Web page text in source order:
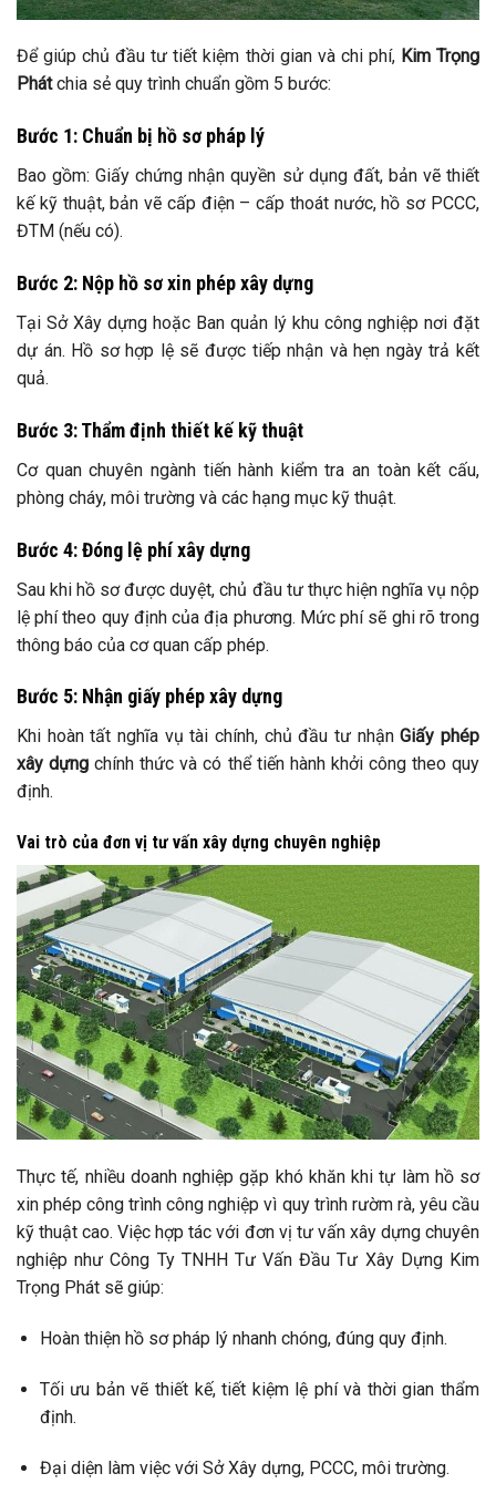
Để giúp chủ đầu tư tiết kiệm thời gian và chi phí, Kim Trọng
Phátchia sẻ quy trình chuẩn gồm 5 bước:
Bước 1: Chuẩn bị hồ sơ pháp lý
Bao gồm: Giấy chứng nhận quyền sử dụng đất, bản vẽ thiết
kế kỹ thuật, bản vẽ cấp điện – cấp thoát nước, hồ sơ PCCC,
ĐTM (nếu có).
Bước 2: Nộp hồ sơ xin phép xây dựng
Tại Sở Xây dựng hoặc Ban quản lý khu công nghiệp nơi đặt
dự án. Hồ sơ hợp lệ sẽ được tiếp nhận và hẹn ngày trả kết
quả.
Bước 3: Thẩm định thiết kế kỹ thuật
Cơ quan chuyên ngành tiến hành kiểm tra an toàn kết cấu,
phòng cháy, môi trường và các hạng mục kỹ thuật.
Bước 4: Đóng lệ phí xây dựng
Sau khi hồ sơ được duyệt, chủ đầu tư thực hiện nghĩa vụ nộp
lệ phí theo quy định của địa phương. Mức phí sẽ ghi rõ trong
thông báo của cơ quan cấp phép.
Bước 5: Nhận giấy phép xây dựng
Khi hoàn tất nghĩa vụ tài chính, chủ đầu tư nhậnGiấy phép
xây dựng chính thức và có thể tiến hành khởi công theo quy
định.
Vai trò của đơn vị tư vấn xây dựng chuyên nghiệp
Thực tế, nhiều doanh nghiệp gặp khó khăn khi tự làm hồ sơ
xin phép công trình công nghiệp vì quy trình rườm rà, yêu cầu
kỹ thuật cao. Việc hợp tác với đơn vị tư vấn xây dựng chuyên
nghiệp như Công Ty TNHH Tư Vấn Đầu Tư Xây Dựng Kim
Trọng Phát sẽ giúp:
Hoàn thiện hồ sơ pháp lý nhanh chóng, đúng quy định.
Tối ưu bản vẽ thiết kế, tiết kiệm lệ phí và thời gian thẩm
định.
Đại diện làm việc với Sở Xây dựng, PCCC, môi trường.